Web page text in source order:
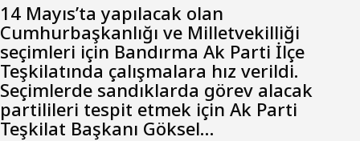
14 Mayıs’ta yapılacak olan
Cumhurbaşkanlığı ve Milletvekilliği
seçimleri için Bandırma Ak Parti İlçe
Teşkilatında çalışmalara hız verildi.
Seçimlerde sandıklarda görev alacak
partilileri tespit etmek için Ak Parti
Teşkilat Başkanı Göksel…